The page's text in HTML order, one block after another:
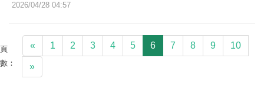
2026/04/28 04:57
頁
數：
« 1 2 3 4 5 6 7 8 9 10
»